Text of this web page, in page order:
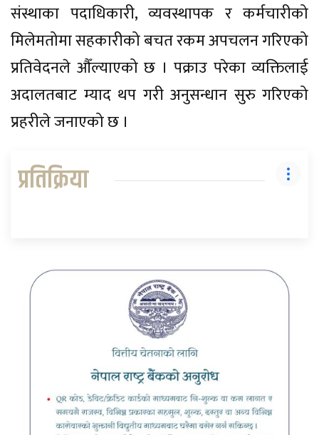
संस्थाका पदाधिकारी, व्यवस्थापक र कर्मचारीको
मिलेमतोमा सहकारीको बचत रकम अपचलन गरिएको
प्रतिवेदनले औँल्याएको छ । पक्राउ परेका व्यक्तिलाई
अदालतबाट म्याद थप गरी अनुसन्धान सुरु गरिएको
प्रहरीले जनाएको छ ।
प्रतिक्रिया